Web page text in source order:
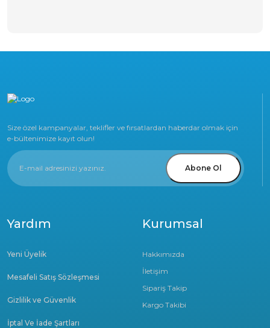
Size özel kampanyalar, teklifler ve fırsatlardan haberdar olmak için
e-bültenimize kayıt olun!
Abone Ol
Kurumsal
Hakkımızda
İletişim
Sipariş Takip
Kargo Takibi
Yardım
Yeni Üyelik
Mesafeli Satış Sözleşmesi
Gizlilik ve Güvenlik
İptal Ve İade Şartları